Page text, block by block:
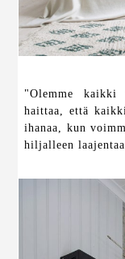
"Olemme kaikki
haittaa, että
ihanaa, kun
hiljalleen